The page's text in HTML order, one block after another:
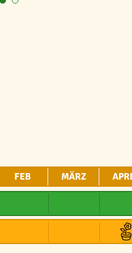
FEB MÄRZ